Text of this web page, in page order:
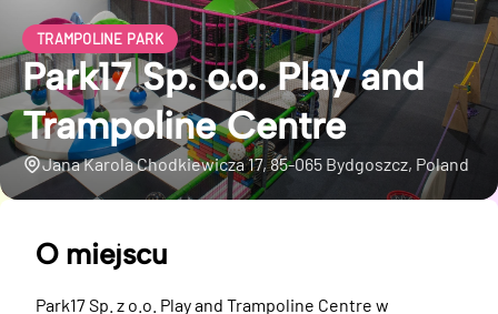
TRAMPOLINE PARK
Park17 Sp. o.o. Play and
Trampoline Centre
Jana Karola Chodkiewicza 17, 85-065 Bydgoszcz, Poland
O miejscu
Park17 Sp. z o.o. Play and Trampoline Centre w